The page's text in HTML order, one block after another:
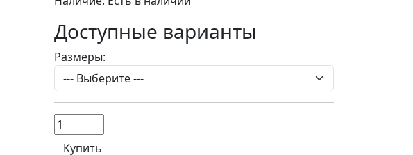
Доступные варианты
Размеры:
Купить